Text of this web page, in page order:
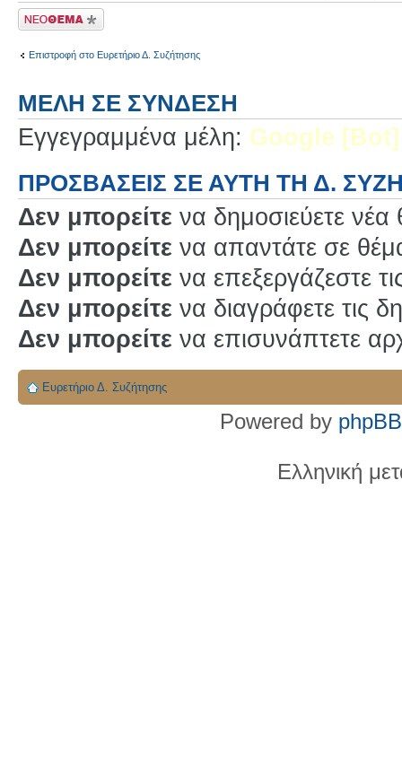
Δημιουργία νέου
θέματος
Επιστροφή στο Ευρετήριο Δ. Συζήτησης
ΜΈΛΗ ΣΕ ΣΎΝΔΕΣΗ
Εγγεγραμμένα μέλη: Google [Bot]
ΠΡΟΣΒΆΣΕΙΣ ΣΕ ΑΥΤΉ ΤΗ Δ.
Δεν μπορείτε να δημοσιεύετε
Δεν μπορείτε να απαντάτε σε
Δεν μπορείτε να επεξεργάζεστε
Δεν μπορείτε να διαγράφετε τις
Δεν μπορείτε να επισυνάπτετε
Ευρετήριο Δ. Συζήτησης
Powered by phpBB
Ελληνική